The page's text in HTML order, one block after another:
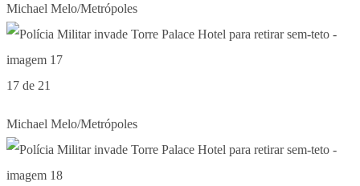
Michael Melo/Metrópoles
17 de 21
Michael Melo/Metrópoles